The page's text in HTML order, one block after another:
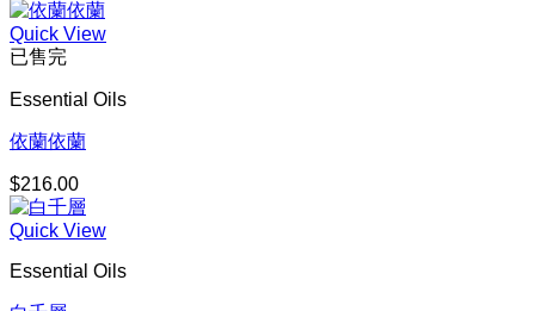
Quick View
已售完
Essential Oils
依蘭依蘭
$216.00
Quick View
Essential Oils